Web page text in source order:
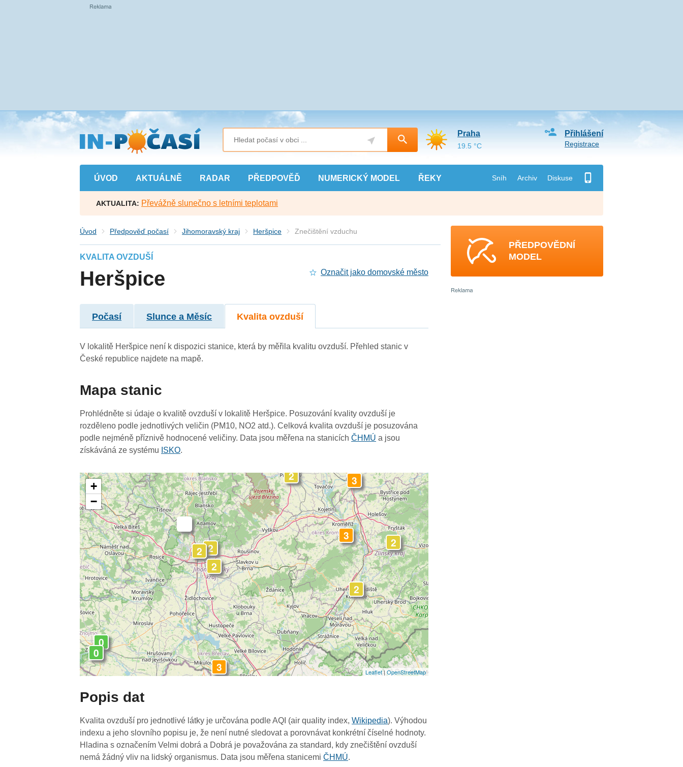
Přejít
na
hlavní
obsah
ÚVOD AKTUÁLNĚ RADAR PŘEDPOVĚĎ NUMERICKÝ MODEL ŘEKY Sníh Archiv Diskuse
Přihlášení
Registrace
Praha
19.5 °C
AKTUALITA: Převážně slunečno s letními teplotami
Úvod Předpověď počasí Jihomoravský kraj Heršpice Znečištění vzduchu
KVALITA OVZDUŠÍ
Heršpice Označit jako domovské město
Počasí Slunce a Měsíc Kvalita ovzduší
V lokalitě Heršpice není k dispozici stanice, která by měřila kvalitu ovzduší. Přehled stanic v
České republice najdete na mapě.
Mapa stanic
Prohlédněte si údaje o kvalitě ovzduší v lokalitě Heršpice. Posuzování kvality ovzduší je
rozděleno podle jednotlivých veličin (PM10, NO2 atd.). Celková kvalita ovzduší je posuzována
podle nejméně příznivě hodnocené veličiny. Data jsou měřena na stanicíchČHMÚ a jsou
získáváná ze systému ISKO.
0
2
2
3
3
2 3
3
3
0
2
2
2
+
−
Leaflet|OpenStreetMap
Popis dat
Kvalita ovzduší pro jednotlivé látky je určována podle AQI (air quality index,Wikipedia). Výhodou
indexu a jeho slovního popisu je, že není nutné sledovat a porovnávat konkrétní číselné hodnoty.
Hladina s označením Velmi dobrá a Dobrá je považována za standard, kdy znečištění ovzduší
nemá žádný vliv na lidský organismus. Data jsou měřena stanicemiČHMÚ.
PŘEDPOVĚDNÍ
MODEL